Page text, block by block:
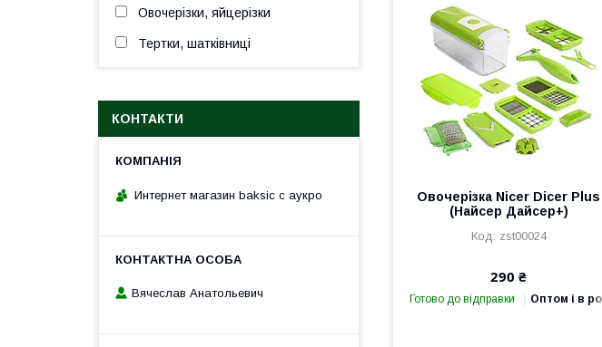
Овочерізка Nicer Dicer Plus
(Найсер Дайсер+)
zst00024
290 ₴
Готово до відправки Оптом і в
Овочерізки, яйцерізки
Тертки, шатківниці
КОНТАКТИ
Интернет магазин baksic с аукро
Вячеслав Анатольевич